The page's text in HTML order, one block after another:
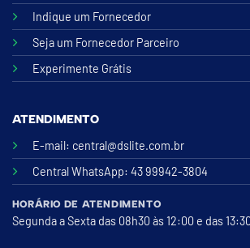
Indique um Fornecedor
Seja um Fornecedor Parceiro
Experimente Grátis
ATENDIMENTO
E-mail: central@dslite.com.br
Central WhatsApp: 43 99942-3804
HORÁRIO DE ATENDIMENTO
Segunda a Sexta das 08h30 às 12:00 e das